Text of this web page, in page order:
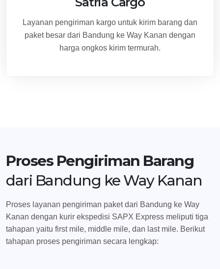
Layanan pengiriman kargo untuk kirim barang dan
paket besar dari Bandung ke Way Kanan dengan
harga ongkos kirim termurah.
Proses Pengiriman Barang
dari Bandung ke Way Kanan
Proses layanan pengiriman paket dari Bandung ke Way
Kanan dengan kurir ekspedisi SAPX Express meliputi tiga
tahapan yaitu first mile, middle mile, dan last mile. Berikut
tahapan proses pengiriman secara lengkap: